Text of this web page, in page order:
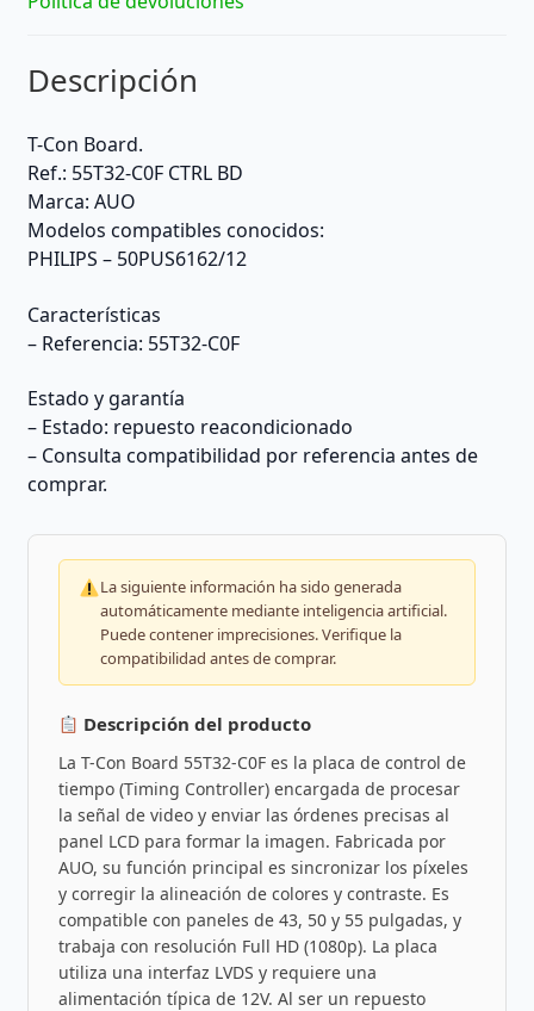
Descripción
T-Con Board.
Ref.: 55T32-C0F CTRL BD
Marca: AUO
Modelos compatibles conocidos:
PHILIPS – 50PUS6162/12
Características
– Referencia: 55T32-C0F
Estado y garantía
– Estado: repuesto reacondicionado
– Consulta compatibilidad por referencia antes de
comprar.
La siguiente información ha sido generada
automáticamente mediante inteligencia artificial.
Puede contener imprecisiones. Verifique la
compatibilidad antes de comprar.
Descripción del producto
La T-Con Board 55T32-C0F es la placa de control de
tiempo (Timing Controller) encargada de procesar
la señal de video y enviar las órdenes precisas al
panel LCD para formar la imagen. Fabricada por
AUO, su función principal es sincronizar los píxeles
y corregir la alineación de colores y contraste. Es
compatible con paneles de 43, 50 y 55 pulgadas, y
trabaja con resolución Full HD (1080p). La placa
utiliza una interfaz LVDS y requiere una
alimentación típica de 12V. Al ser un repuesto